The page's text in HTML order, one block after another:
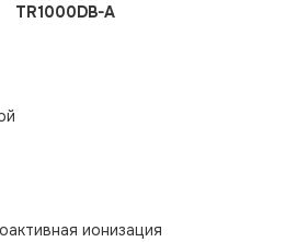
TR1000DB-A
ионизация